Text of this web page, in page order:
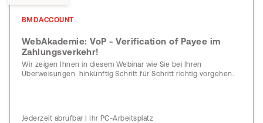
BMDACCOUNT
WebAkademie: VoP - Verification of Payee im
Zahlungsverkehr!
Wir zeigen Ihnen in diesem Webinar wie Sie bei Ihren
Überweisungen hinkünftig Schritt für Schritt richtig vorgehen.
Jederzeit abrufbar | Ihr PC-Arbeitsplatz